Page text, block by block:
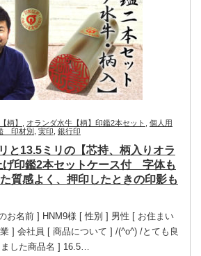
柄】 オランダ水牛【柄】印鑑2本セット
個人用
印材別 実印 銀行印
と13.5ミリの【芯持、柄入りオラ
げ印鑑2本セットケース付 字体も
質感よく、押印したときの印影も
お名前 ] HNM9様 [ 性別 ] 男性 [ お住まい
] 会社員 [ 商品について ] /(^o^) /とても良
した商品名 ] 16.5…